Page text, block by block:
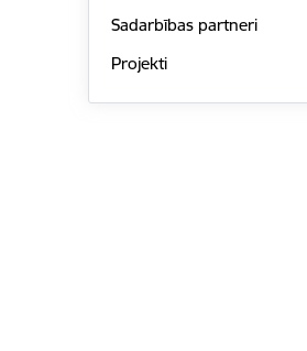
Sadarbības partneri
Projekti